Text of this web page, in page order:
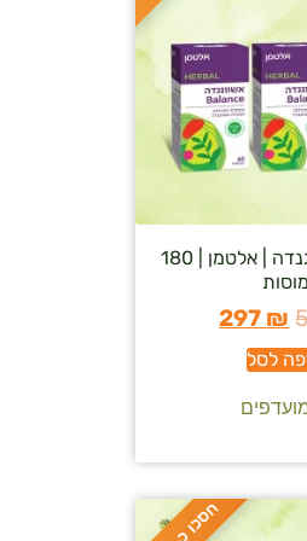
3 תמצית אשווגנדה | אלטמן | 180
297 ₪
לסל
ח
%